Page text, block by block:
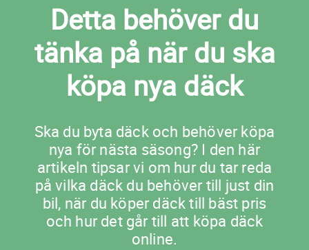
Detta behöver du
tänka på när du ska
köpa nya däck
Ska du byta däck och behöver köpa
nya för nästa säsong? I den här
artikeln tipsar vi om hur du tar reda
på vilka däck du behöver till just din
bil, när du köper däck till bäst pris
och hur det går till att köpa däck
online.